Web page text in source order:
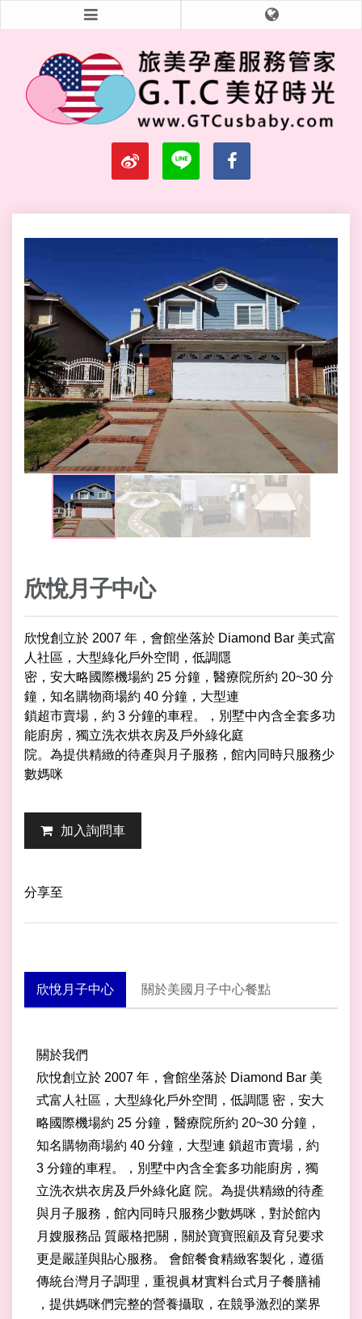
欣悅月子中心
欣悅創立於 2007 年，會館坐落於 Diamond Bar 美式富
人社區，大型綠化戶外空間，低調隱
密，安大略國際機場約 25 分鐘，醫療院所約 20~30 分
鐘，知名購物商場約 40 分鐘，大型連
鎖超市賣場，約 3 分鐘的車程。，別墅中內含全套多功
能廚房，獨立洗衣烘衣房及戶外綠化庭
院。為提供精緻的待產與月子服務，館內同時只服務少
數媽咪
加入詢問車
分享至
欣悅月子中心 關於美國月子中心餐點
關於我們
欣悅創立於 2007 年，會館坐落於 Diamond Bar 美
式富人社區，大型綠化戶外空間，低調隱 密，安大
略國際機場約 25 分鐘，醫療院所約 20~30 分鐘，
知名購物商場約 40 分鐘，大型連 鎖超市賣場，約
3 分鐘的車程。，別墅中內含全套多功能廚房，獨
立洗衣烘衣房及戶外綠化庭 院。為提供精緻的待產
與月子服務，館內同時只服務少數媽咪，對於館內
月嫂服務品 質嚴格把關，關於寶寶照顧及育兒要求
更是嚴謹與貼心服務。 會館餐食精緻客製化，遵循
傳統台灣月子調理，重視眞材實料台式月子餐膳補
，提供媽咪們完整的營養攝取，在競爭激烈的業界